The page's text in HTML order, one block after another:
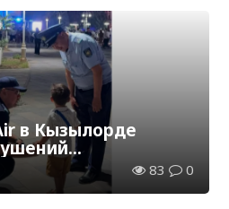
в Кызылорде
83 0